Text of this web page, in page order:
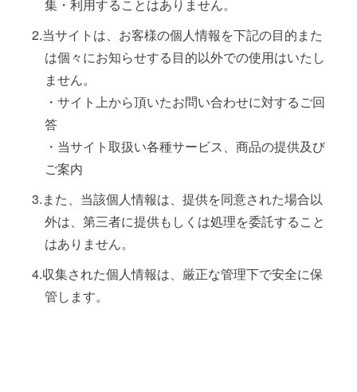
集・利用することはありません。
当サイトは、お客様の個人情報を下記の目的また
は個々にお知らせする目的以外での使用はいたし
ません。
・サイト上から頂いたお問い合わせに対するご回
答
・当サイト取扱い各種サービス、商品の提供及び
ご案内
また、当該個人情報は、提供を同意された場合以
外は、第三者に提供もしくは処理を委託すること
はありません。
収集された個人情報は、厳正な管理下で安全に保
管します。